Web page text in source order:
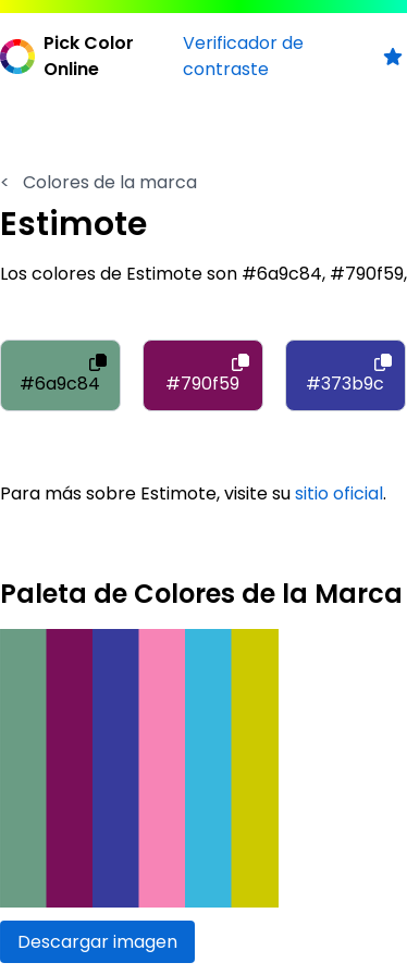
Pick Color
Online
Verificador de
contraste
< Colores de la marca
Estimote
Los colores de Estimote son #6a9c84,
#6a9c84 #790f59 #373b9c
Para más sobre Estimote, visite susitio oficial.
Paleta de Colores de la
Descargar imagen